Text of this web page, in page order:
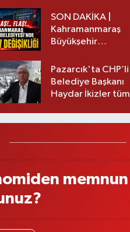
SON DAKİKA |
Kahramanmaraş
Büyükşehir
görev değişikliği!
Pazarcık'ta CHP’li
Belediye Başkanı
Haydar İkizler tüm
memnun